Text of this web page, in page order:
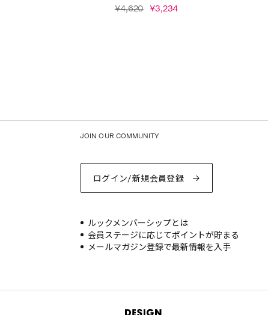
¥4,620 ¥3,234
JOIN OUR COMMUNITY
ログイン/新規会員登録
ルックメンバーシップとは
会員ステージに応じてポイントが貯まる
メールマガジン登録で最新情報を入手